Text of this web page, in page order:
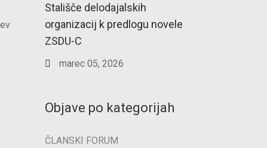
Stališče delodajalskih
organizacij k predlogu novele
ZSDU-C
marec 05, 2026
Objave po kategorijah
ČLANSKI FORUM